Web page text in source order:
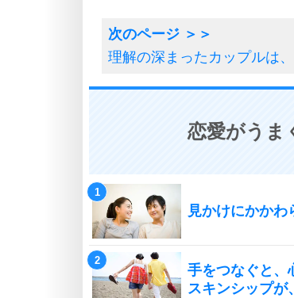
理解の深まったカップルは、
恋愛がうま
見かけにかかわ
手をつなぐと、
スキンシップが